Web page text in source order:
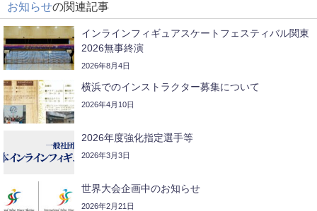
お知らせの関連記事
インラインフィギュアスケートフェスティバル関東
2026無事終演
2026年8月4日
横浜でのインストラクター募集について
2026年4月10日
2026年度強化指定選手等
2026年3月3日
世界大会企画中のお知らせ
2026年2月21日